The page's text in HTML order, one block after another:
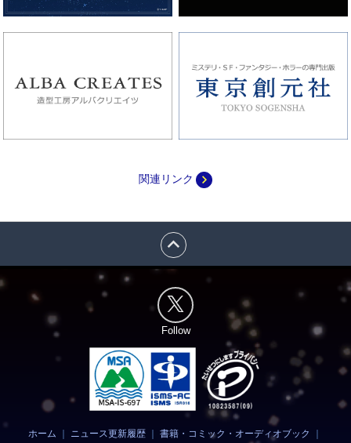
関連リンク navigate_next
expand_less
Follow
ホーム ニュース更新履歴 ｜書籍・コミック・オーディオブック